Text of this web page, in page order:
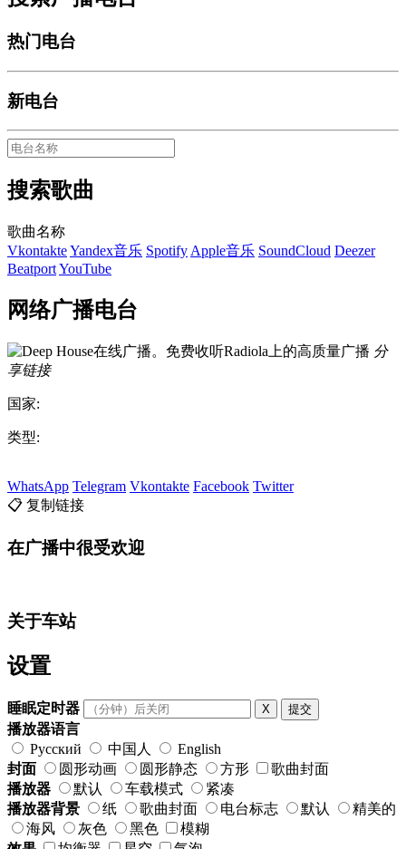
热门电台
新电台
搜索歌曲
歌曲名称
VkontakteYandex音乐 Spotify Apple音乐 SoundCloud Deezer
BeatportYouTube
网络广播电台
分
享链接
国家:
类型:
WhatsApp Telegram Vkontakte Facebook Twitter
📋 复制链接
在广播中很受欢迎
关于车站
设置
睡眠定时器 X 提交
播放器语言
Русский
中国人
English
封面
圆形动画 圆形静态 方形
歌曲封面
播放器
默认 车载模式
紧凑
播放器背景
纸 歌曲封面 电台标志 默认
精美的
海风
灰色 黑色
模糊